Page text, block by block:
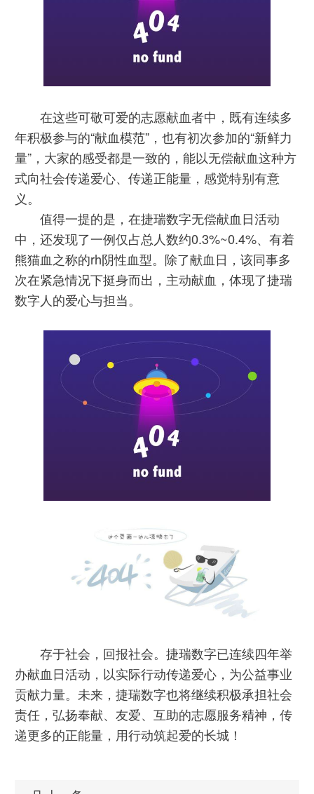
在这些可敬可爱的志愿献血者中，既有连续多
年积极参与的“献血模范”，也有初次参加的“新鲜力
量”，大家的感受都是一致的，能以无偿献血这种方
式向社会传递爱心、传递正能量，感觉特别有意
义。
值得一提的是，在捷瑞数字无偿献血日活动
中，还发现了一例仅占总人数约0.3%~0.4%、有着
熊猫血之称的rh阴性血型。除了献血日，该同事多
次在紧急情况下挺身而出，主动献血，体现了捷瑞
数字人的爱心与担当。
存于社会，回报社会。捷瑞数字已连续四年举
办献血日活动，以实际行动传递爱心，为公益事业
贡献力量。未来，捷瑞数字也将继续积极承担社会
责任，弘扬奉献、友爱、互助的志愿服务精神，传
递更多的正能量，用行动筑起爱的长城！